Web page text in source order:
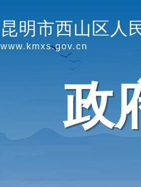
昆明市西山区人
www.kmxs.gov.cn
政